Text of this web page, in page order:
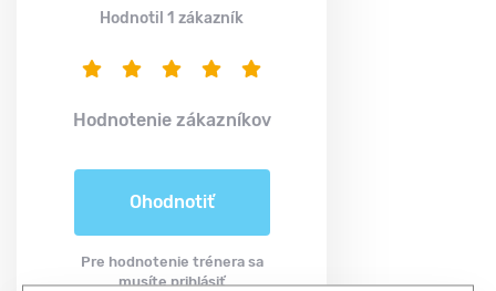
Hodnotil 1 zákazník
Hodnotenie zákazníkov
Ohodnotiť
Pre hodnotenie trénera sa
musíte prihlásiť